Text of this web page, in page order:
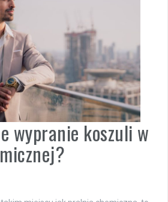
wypranie koszuli w